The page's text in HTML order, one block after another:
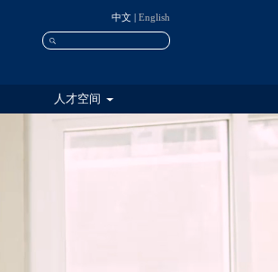
中文 | English
人才空间